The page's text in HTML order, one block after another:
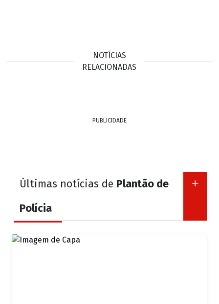
NOTÍCIAS
RELACIONADAS
PUBLICIDADE
Últimas notícias de Plantão de
Polícia